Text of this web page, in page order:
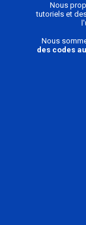
Nous
tutoriels et
Nous
des codes